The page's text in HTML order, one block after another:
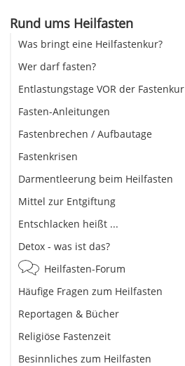
Rund ums Heilfasten
Was bringt eine Heilfastenkur?
Wer darf fasten?
Entlastungstage VOR der Fastenkur
Fasten-Anleitungen
Fastenbrechen / Aufbautage
Fastenkrisen
Darmentleerung beim Heilfasten
Mittel zur Entgiftung
Entschlacken heißt ...
Detox - was ist das?
Heilfasten-Forum
Häufige Fragen zum Heilfasten
Reportagen & Bücher
Religiöse Fastenzeit
Besinnliches zum Heilfasten